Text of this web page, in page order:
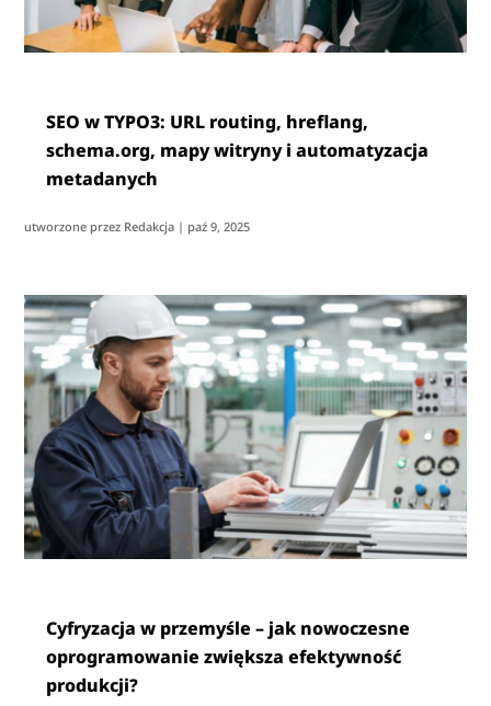
SEO w TYPO3: URL routing, hreflang,
schema.org, mapy witryny i automatyzacja
metadanych
utworzone przez Redakcja | paź 9, 2025
Cyfryzacja w przemyśle – jak nowoczesne
oprogramowanie zwiększa efektywność
produkcji?